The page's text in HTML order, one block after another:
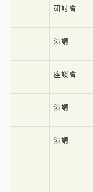
研討會
演講
座談會
演講
演講